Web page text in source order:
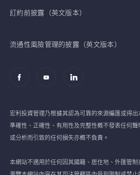
訂約前披露（英文版本）
流通性風險管理的披露（英文版本）
宏利投資管理乃根據其認為可靠的來源編匯或得
準確性、正確性、有用性及完整性概不發表任何
或分析而引致的任何損失亦概不負責。
本網站不適用於任何因其國籍、居住地、外匯管